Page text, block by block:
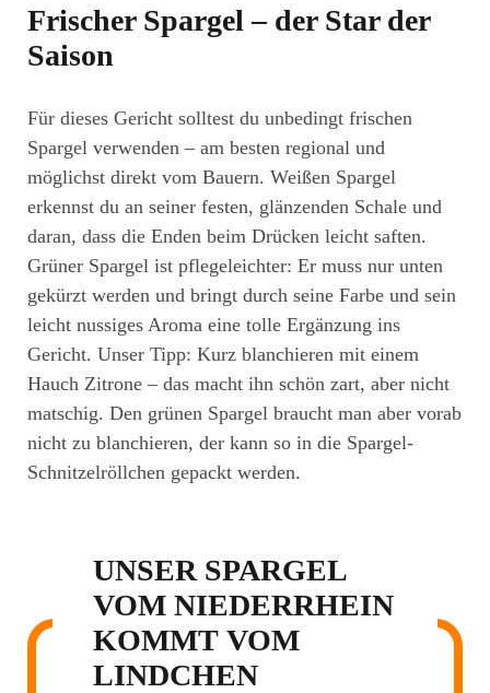
Frischer Spargel – der Star der
Saison
Für dieses Gericht solltest du unbedingt frischen
Spargel verwenden – am besten regional und
möglichst direkt vom Bauern. Weißen Spargel
erkennst du an seiner festen, glänzenden Schale und
daran, dass die Enden beim Drücken leicht saften.
Grüner Spargel ist pflegeleichter: Er muss nur unten
gekürzt werden und bringt durch seine Farbe und sein
leicht nussiges Aroma eine tolle Ergänzung ins
Gericht. Unser Tipp: Kurz blanchieren mit einem
Hauch Zitrone – das macht ihn schön zart, aber nicht
matschig. Den grünen Spargel braucht man aber vorab
nicht zu blanchieren, der kann so in die Spargel-
Schnitzelröllchen gepackt werden.
UNSER SPARGEL
VOM NIEDERRHEIN
KOMMT VOM
LINDCHEN